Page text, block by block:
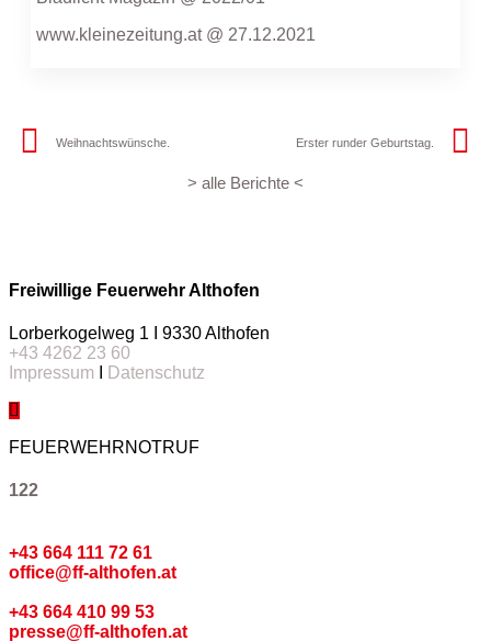
www.kleinezeitung.at @ 27.12.2021
Weihnachtswünsche. Erster runder Geburtstag.
> alle Berichte <
Freiwillige Feuerwehr Althofen
Lorberkogelweg 1 I 9330 Althofen
+43 4262 23 60
Impressum
Datenschutz
FEUERWEHRNOTRUF
122
+43 664 111 72 61
office@ff-althofen.at
+43 664 410 99 53
presse@ff-althofen.at